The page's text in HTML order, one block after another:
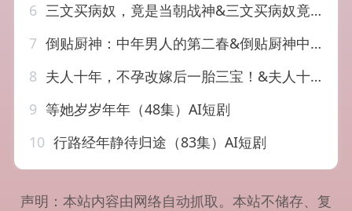
6 三文买病奴，竟是当朝战神&三文买病奴竟是当朝战神（61集）AI短剧
7 倒贴厨神：中年男人的第二春&倒贴厨神中年男人的第二春（48集）AI短剧
8 夫人十年，不孕改嫁后一胎三宝！&夫人十年不孕改嫁后一胎三宝（60集）AI短剧
9 等她岁岁年年（48集）AI短剧
10 行路经年静待归途（83集）AI短剧
声明：本站内容由网络自动抓取。本站不储存、复